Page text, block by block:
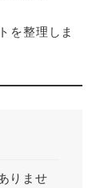
を整理しま
りませ